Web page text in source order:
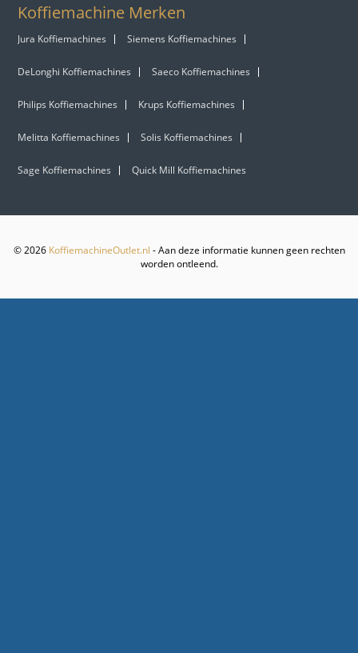
Koffiemachine Merken
Jura Koffiemachines Siemens Koffiemachines
DeLonghi Koffiemachines Saeco Koffiemachines
Philips Koffiemachines Krups Koffiemachines
Melitta Koffiemachines Solis Koffiemachines
Sage Koffiemachines Quick Mill Koffiemachines
© 2026 KoffiemachineOutlet.nl - Aan deze informatie kunnen geen rechten
worden ontleend.